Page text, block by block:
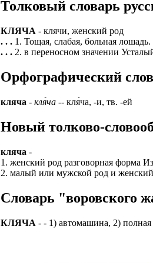
приглашение от
работодателем
Лицензия по
ВОЗМОЖНО
Также смотрите
упаковщик,
# работа за
Доставлять
Подписывать
В ходе
установке
курьер
В таких
В
Толковый словарь
КЛЯЧА - клячи, женский род
. . . 1. Тощая, слабая, больная
. . . 2. в переносном значении
Орфографический
кляча - кля́ча -- кля́ча, -и, тв. -ей
Новый толково-
кляча -
1. женский род разговорная форма
2. малый или мужской род и
Словарь "воровского
КЛЯЧА - - 1) автомашина, 2)